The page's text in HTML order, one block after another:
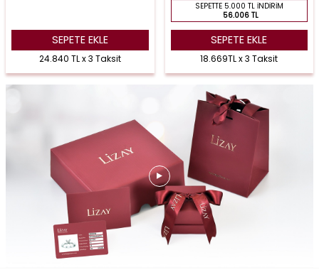
SEPETE EKLE
24.840 TL x 3 Taksit
SEPETTE 5.000 TL İNDIRIM
56.006 TL
SEPETE EKLE
18.669TL x 3 Taksit